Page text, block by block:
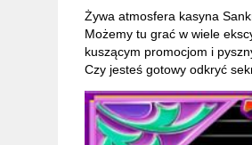
Żywa atmosfera kasyna
Możemy tu grać w wiele
kuszącym promocjom i
Czy jesteś gotowy odkryć